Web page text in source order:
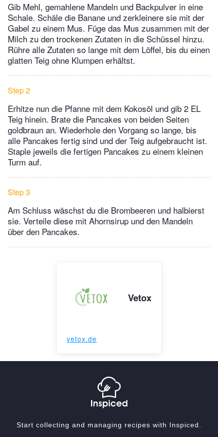
Gib Mehl, gemahlene Mandeln und Backpulver in eine
Schale. Schäle die Banane und zerkleinere sie mit der
Gabel zu einem Mus. Füge das Mus zusammen mit der
Milch zu den trockenen Zutaten in die Schüssel hinzu.
Rühre alle Zutaten so lange mit dem Löffel, bis du einen
glatten Teig ohne Klumpen erhältst.
Step 2
Erhitze nun die Pfanne mit dem Kokosöl und gib 2 EL
Teig hinein. Brate die Pancakes von beiden Seiten
goldbraun an. Wiederhole den Vorgang so lange, bis
alle Pancakes fertig sind und der Teig aufgebraucht ist.
Staple jeweils die fertigen Pancakes zu einem kleinen
Turm auf.
Step 3
Am Schluss wäschst du die Brombeeren und halbierst
sie. Verteile diese mit Ahornsirup und den Mandeln
über den Pancakes.
Vetox
vetox.de
Start collecting and managing recipes with Inspiced.